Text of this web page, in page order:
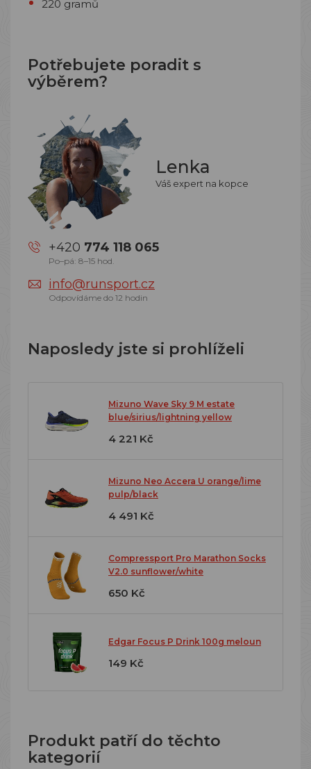
220 gramů
Potřebujete poradit s
výběrem?
Lenka
Váš expert na kopce
+420 774 118 065
Po–pá: 8–15 hod.
info@runsport.cz
Odpovídáme do 12 hodin
Naposledy jste si prohlíželi
Mizuno Wave Sky 9 M estate
blue/sirius/lightning yellow
4 221 Kč
Mizuno Neo Accera U orange/lime
pulp/black
4 491 Kč
Compressport Pro Marathon Socks
V2.0 sunflower/white
650 Kč
Edgar Focus P Drink 100g meloun
149 Kč
Produkt patří do těchto
kategorií